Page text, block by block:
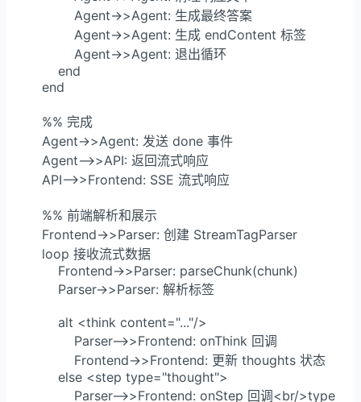
            Agent->>Agent: 生成最终答案
            Agent->>Agent: 生成 endContent 标签
            Agent->>Agent: 退出循环
        end
    end
    %% 完成
    Agent->>Agent: 发送 done 事件
    Agent-->>API: 返回流式响应
    API-->>Frontend: SSE 流式响应
    %% 前端解析和展示
    Frontend->>Parser: 创建 StreamTagParser
    loop 接收流式数据
        Frontend->>Parser: parseChunk(chunk)
        Parser->>Parser: 解析标签
        alt <think content="..."/>
            Parser-->>Frontend: onThink 回调
            Frontend->>Frontend: 更新 thoughts 状态
        else <step type="thought">
Parser-->>Frontend: onStep 回调<br/